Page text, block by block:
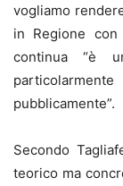
vogliamo
in Regione
continua “è
pubblicamente”.
Secondo
teorico ma